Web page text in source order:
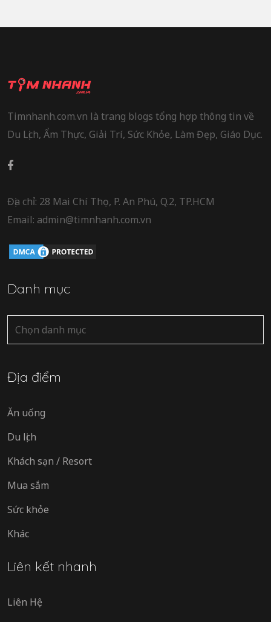
Timnhanh.com.vn là trang blogs tổng hợp thông tin về
Du Lịch, Ẩm Thực, Giải Trí, Sức Khỏe, Làm Đẹp, Giáo Dục.
Địa chỉ: 28 Mai Chí Thọ, P. An Phú, Q.2, TP.HCM
Email: admin@timnhanh.com.vn
Danh mục
Danh
mục
Địa điểm
Ăn uống
Du lịch
Khách sạn / Resort
Mua sắm
Sức khỏe
Khác
Liên kết nhanh
Liên Hệ